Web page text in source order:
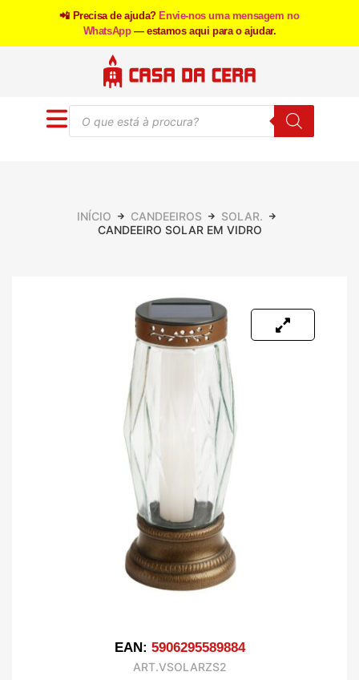
📲 Precisa de ajuda? Envie-nos uma mensagem no
WhatsApp — estamos aqui para o ajudar.
INÍCIO CANDEEIROS
SOLAR.
CANDEEIRO SOLAR EM VIDRO
EAN: 5906295589884
ART.VSOLARZS2